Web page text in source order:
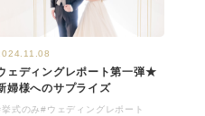
ェディングレポート第一弾★
婦様へのサプライズ
式のみ#ウェディングレポート